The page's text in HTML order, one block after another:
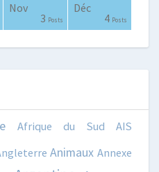
Nov
3 Posts
Déc
4 Posts
Afrique du Sud AIS
Animaux Annexe